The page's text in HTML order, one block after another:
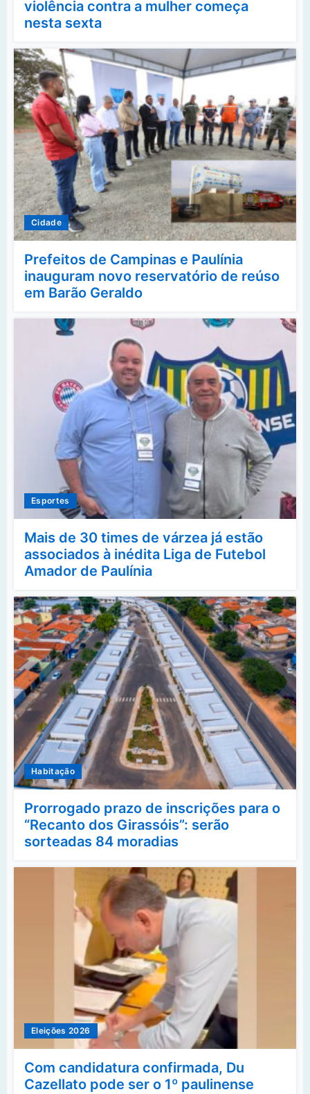
violência contra a mulher começa
nesta sexta
Cidade
Prefeitos de Campinas e Paulínia
inauguram novo reservatório de reúso
em Barão Geraldo
Esportes
Mais de 30 times de várzea já estão
associados à inédita Liga de Futebol
Amador de Paulínia
Habitação
Prorrogado prazo de inscrições para o
“Recanto dos Girassóis”: serão
sorteadas 84 moradias
Eleições 2026
Com candidatura confirmada, Du
Cazellato pode ser o 1º paulinense